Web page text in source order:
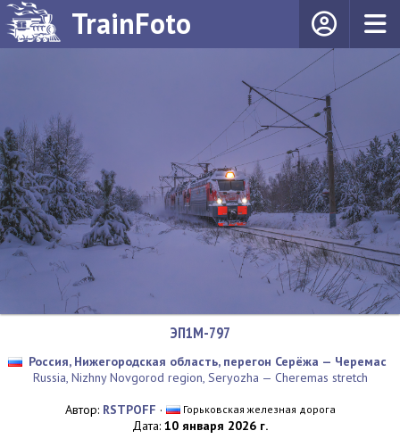
TrainFoto
ЭП1М-797
Россия, Нижегородская область, перегон Серёжа — Черемас
Russia, Nizhny Novgorod region, Seryozha — Cheremas stretch
Автор: RSTPOFF · Горьковская железная дорога
Дата: 10 января 2026 г.